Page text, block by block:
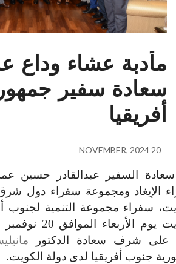
مأدبة عشاء
سعادة سفير
أفريقيا
20 NOVEMBER, 2024
السفير عبدالقادر حسين
الإيغاد ومجموعة سفراء دول شرق
سفراء مجموعة التنمية لجنوب
يوم الأربعاء الموافق 20
على شرف سعادة الدكتور
جنوب أفريقيا لدى دولة الكويت.